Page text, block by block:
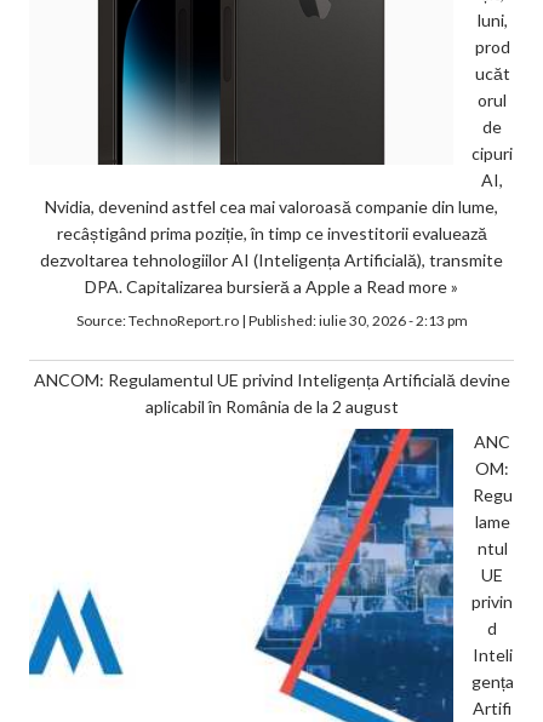
luni,
prod
ucăt
orul
de
cipuri
AI,
Nvidia, devenind astfel cea mai valoroasă companie din lume,
recâștigând prima poziție, în timp ce investitorii evaluează
dezvoltarea tehnologiilor AI (Inteligența Artificială), transmite
DPA. Capitalizarea bursieră a Apple a Read more »
Source:TechnoReport.ro| Published:iulie 30, 2026 - 2:13 pm
ANCOM: Regulamentul UE privind Inteligența Artificială devine
aplicabil în România de la 2 august
ANC
OM:
Regu
lame
ntul
UE
privin
d
Inteli
gența
Artifi